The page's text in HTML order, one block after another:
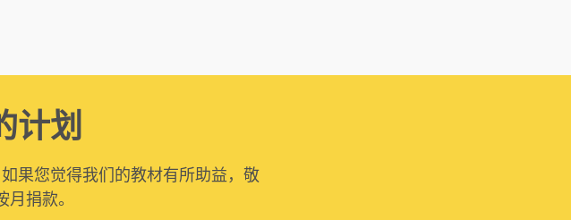
计划
果您觉得我们的教材有所助益，敬
捐款。